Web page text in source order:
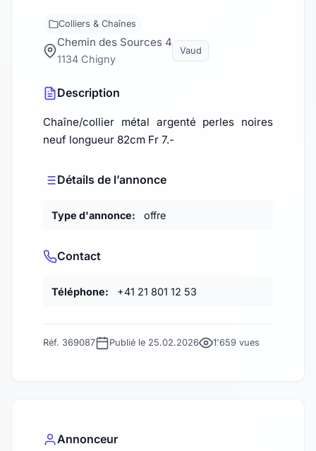
Colliers & Chaînes
Chemin des Sources 4
1134 Chigny
Vaud
Description
Chaîne/collier métal argenté perles noires
neuf longueur 82cm Fr 7.-
Détails de l’annonce
Type d'annonce: offre
Contact
Téléphone: +41 21 801 12 53
Réf. 369087 Publié le 25.02.2026 1'659 vues
Annonceur